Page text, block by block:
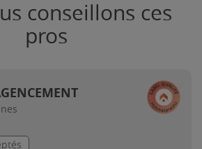
conseillons ces
pros